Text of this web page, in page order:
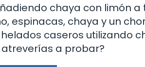
chaya con limón a
espinacas, chaya y un
caseros utilizando
atreverías a probar?